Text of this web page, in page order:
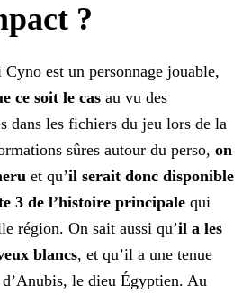
?
est un personnage jouable,
ce soit le cas au vu des
dans les fichiers du jeu lors de la
sûres autour du perso, on
et qu’il serait donc disponible
3 de l’histoire principale qui
région. On sait aussi qu’il a les
blancs, et qu’il a une tenue
le dieu Égyptien. Au